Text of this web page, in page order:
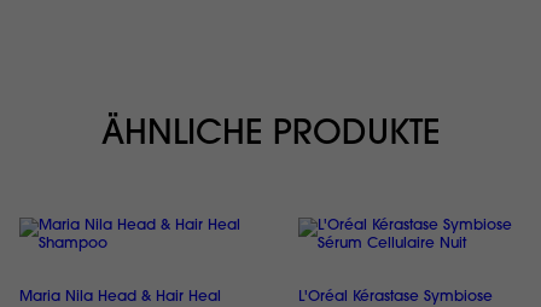
ÄHNLICHE PRODUKTE
Maria Nila Head & Hair Heal
L'Oréal Kérastase Symbiose